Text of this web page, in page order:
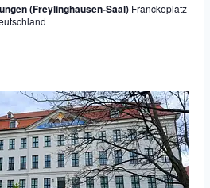
(Freylinghausen-Saal) Franckeplatz